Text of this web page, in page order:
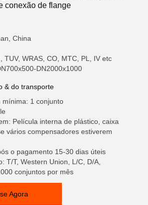
conexão de flange
China
TUV, WRAS, CO, MTC, PL, IV etc
DN2000x1000
& do transporte
1 conjunto
Película interna de plástico, caixa
vários compensadores estiverem
o pagamento 15-30 dias úteis
T/T, Western Union, L/C, D/A,
conjuntos por mês
Agora